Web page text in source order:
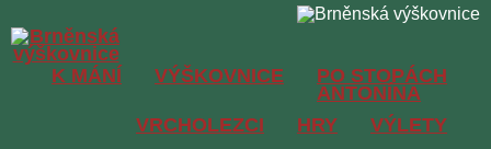
PO STOPÁCH
ANTONÍNA
VÝŠKOVNICE
K MÁNÍ
VÝLETY
HRY
VRCHOLEZCI